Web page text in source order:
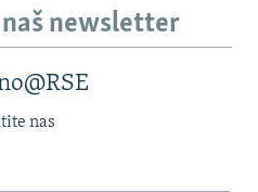
newsletter
nas